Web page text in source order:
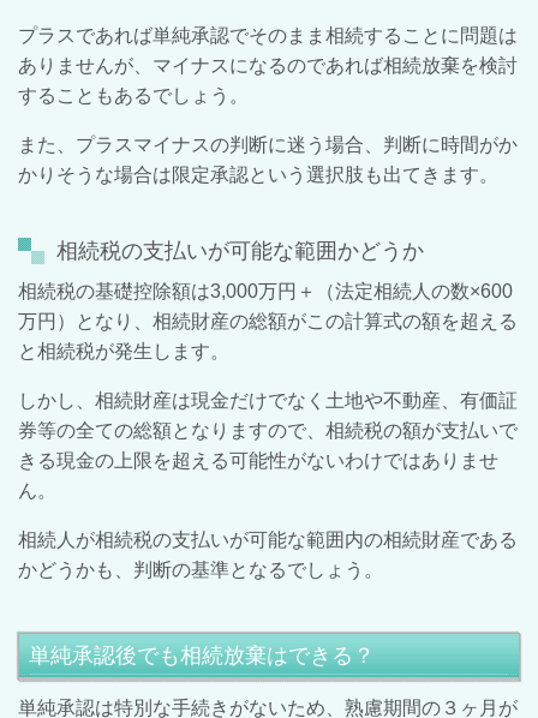
プラスであれば単純承認でそのまま相続することに問題は
ありませんが、マイナスになるのであれば相続放棄を検討
することもあるでしょう。
また、プラスマイナスの判断に迷う場合、判断に時間がか
かりそうな場合は限定承認という選択肢も出てきます。
相続税の支払いが可能な範囲かどうか
相続税の基礎控除額は3,000万円＋（法定相続人の数×600
万円）となり、相続財産の総額がこの計算式の額を超える
と相続税が発生します。
しかし、相続財産は現金だけでなく土地や不動産、有価証
券等の全ての総額となりますので、相続税の額が支払いで
きる現金の上限を超える可能性がないわけではありませ
ん。
相続人が相続税の支払いが可能な範囲内の相続財産である
かどうかも、判断の基準となるでしょう。
単純承認後でも相続放棄はできる？
単純承認は特別な手続きがないため、熟慮期間の３ヶ月が